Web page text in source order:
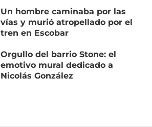
Un hombre caminaba por las
vías y murió atropellado por el
tren en Escobar
Orgullo del barrio Stone: el
emotivo mural dedicado a
Nicolás González